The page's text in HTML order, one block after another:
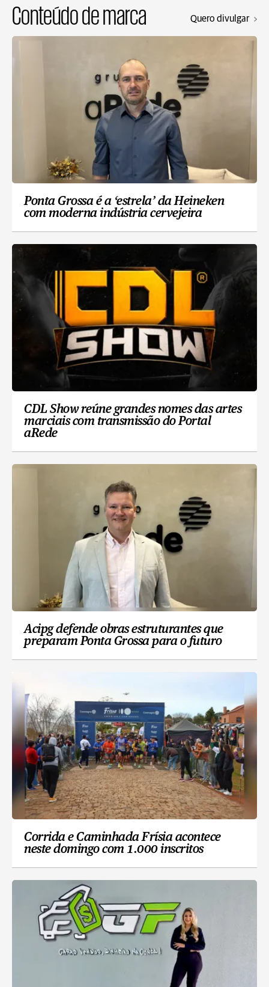
Conteúdo de marca Quero divulgar
Ponta Grossa é a ‘estrela’ da Heineken
com moderna indústria cervejeira
CDL Show reúne grandes nomes das artes
marciais com transmissão do Portal
aRede
Acipg defende obras estruturantes que
preparam Ponta Grossa para o futuro
Corrida e Caminhada Frísia acontece
neste domingo com 1.000 inscritos